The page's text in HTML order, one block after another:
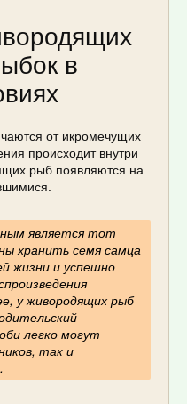
в
от икромечущих
происходит внутри
рыб появляются на
является тот
хранить семя самца
жизни и успешно
у живородящих рыб
легко могут
так и